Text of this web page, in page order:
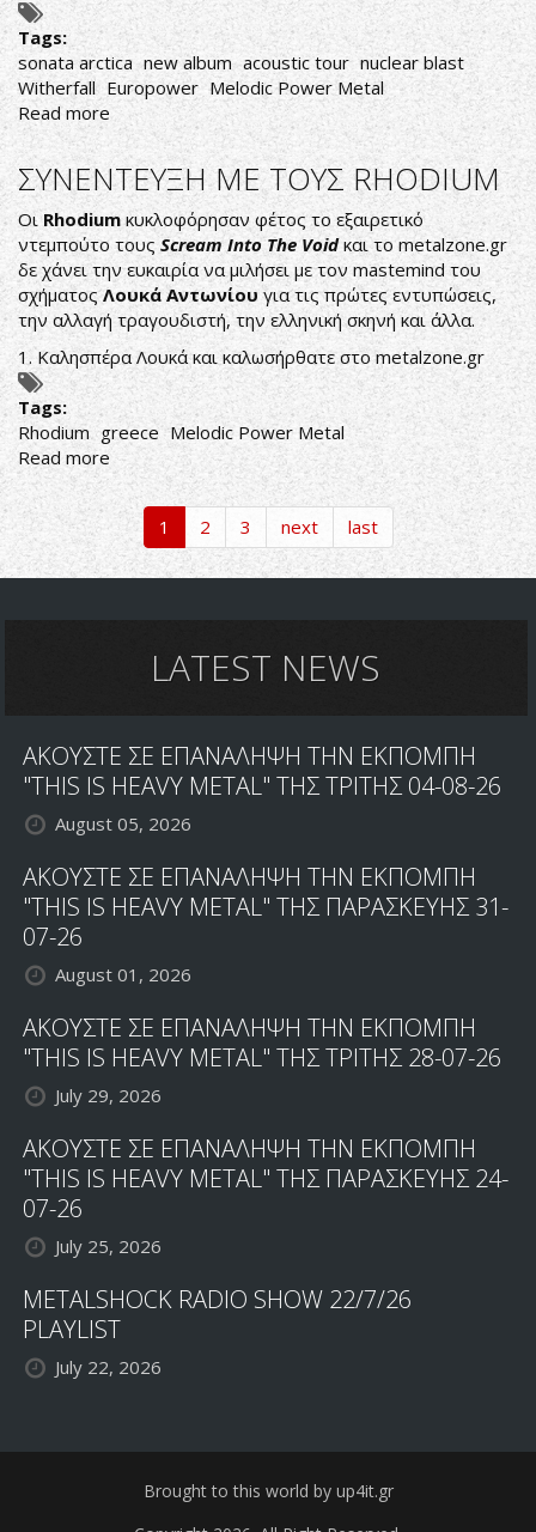
Tags:
sonata arctica new album acoustic tour nuclear blast
Witherfall Europower Melodic Power Metal
Read moreabout
SONATA
ARCTICA:
ΑΝΑΚΟΙΝΩΣΑΝ
ΝΕΟ
ΔΙΣΚΟ
ΚΑΙ
ΑΚΟΥΣΤΙΚΗ
ΠΕΡΙΟΔΕΙΑ
ΣΥΝΕΝΤΕΥΞΗ ΜΕ ΤΟΥΣ RHODIUM
ΟιRhodiumκυκλοφόρησαν φέτος το εξαιρετικό
ντεμπούτο τουςScream Into The Voidκαι το metalzone.gr
δε χάνει την ευκαιρία να μιλήσει με τον mastemind του
σχήματοςΛουκά Αντωνίου για τις πρώτες εντυπώσεις,
την αλλαγή τραγουδιστή, την ελληνική σκηνή και άλλα.
1. Καλησπέρα Λουκά και καλωσήρθατε στο metalzone.gr
Tags:
Rhodium greece Melodic Power Metal
Read more about
ΣΥΝΕΝΤΕΥΞΗ
ΜΕ
ΤΟΥΣ
RHODIUM
1 2 3 next last
LATEST NEWS
ΑΚΟΥΣΤΕ ΣΕ ΕΠΑΝΑΛΗΨΗ ΤΗΝ ΕΚΠΟΜΠΗ
"THIS IS HEAVY METAL" ΤΗΣ ΤΡΙΤΗΣ 04-08-26
August 05, 2026
ΑΚΟΥΣΤΕ ΣΕ ΕΠΑΝΑΛΗΨΗ ΤΗΝ ΕΚΠΟΜΠΗ
"THIS IS HEAVY METAL" ΤΗΣ ΠΑΡΑΣΚΕΥΗΣ 31-
07-26
August 01, 2026
ΑΚΟΥΣΤΕ ΣΕ ΕΠΑΝΑΛΗΨΗ ΤΗΝ ΕΚΠΟΜΠΗ
"THIS IS HEAVY METAL" ΤΗΣ ΤΡΙΤΗΣ 28-07-26
July 29, 2026
ΑΚΟΥΣΤΕ ΣΕ ΕΠΑΝΑΛΗΨΗ ΤΗΝ ΕΚΠΟΜΠΗ
"THIS IS HEAVY METAL" ΤΗΣ ΠΑΡΑΣΚΕΥΗΣ 24-
07-26
July 25, 2026
METALSHOCK RADIO SHOW 22/7/26
PLAYLIST
July 22, 2026
Brought to this world by up4it.gr